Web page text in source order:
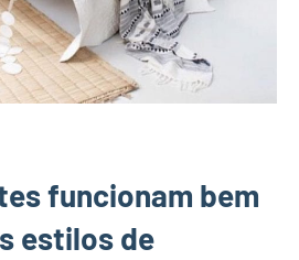
funcionam bem
estilos de